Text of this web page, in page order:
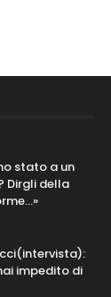
stato a un
Dirgli della
impedito di